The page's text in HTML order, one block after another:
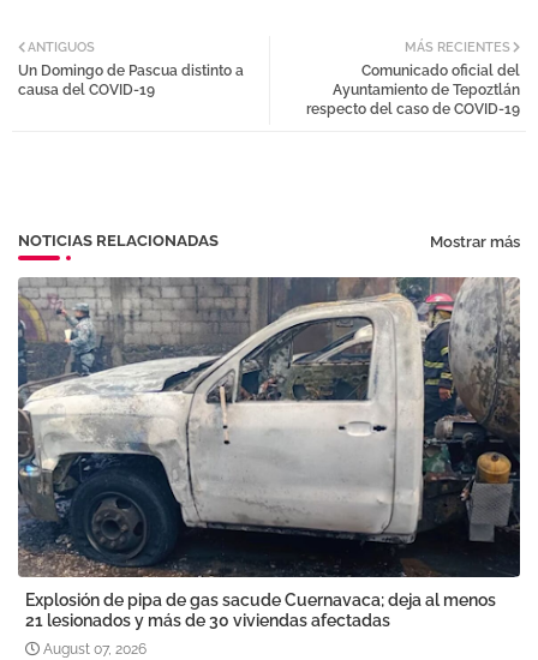
tter
MÁS RECIENTES
Comunicado oficial del
Ayuntamiento de Tepoztlán
respecto del caso de COVID-19
ANTIGUOS
Un Domingo de Pascua distinto a
causa del COVID-19
NOTICIAS RELACIONADAS Mostrar más
Explosión de pipa de gas sacude Cuernavaca; deja al menos
21 lesionados y más de 30 viviendas afectadas
August 07, 2026